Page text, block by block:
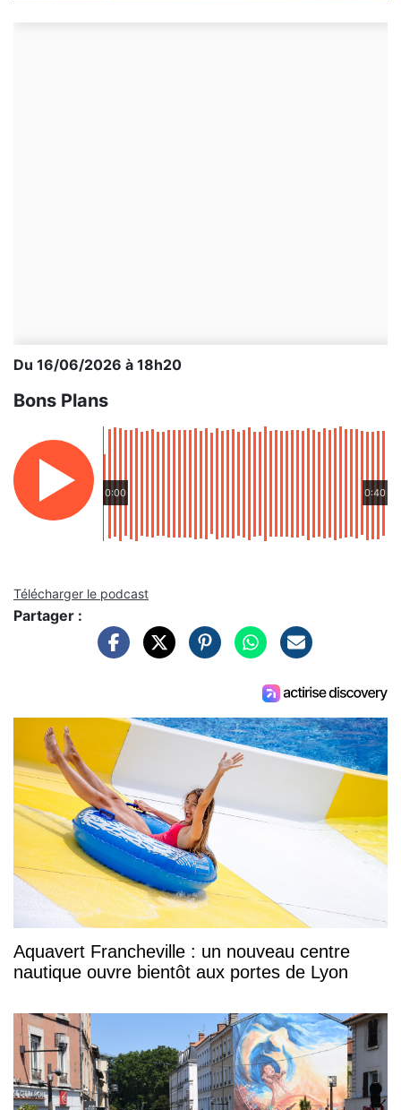
Du 16/06/2026 à 18h20
Bons Plans
0:00 0:40
Télécharger le podcast
Partager :
Aquavert Francheville : un nouveau centre
nautique ouvre bientôt aux portes de Lyon